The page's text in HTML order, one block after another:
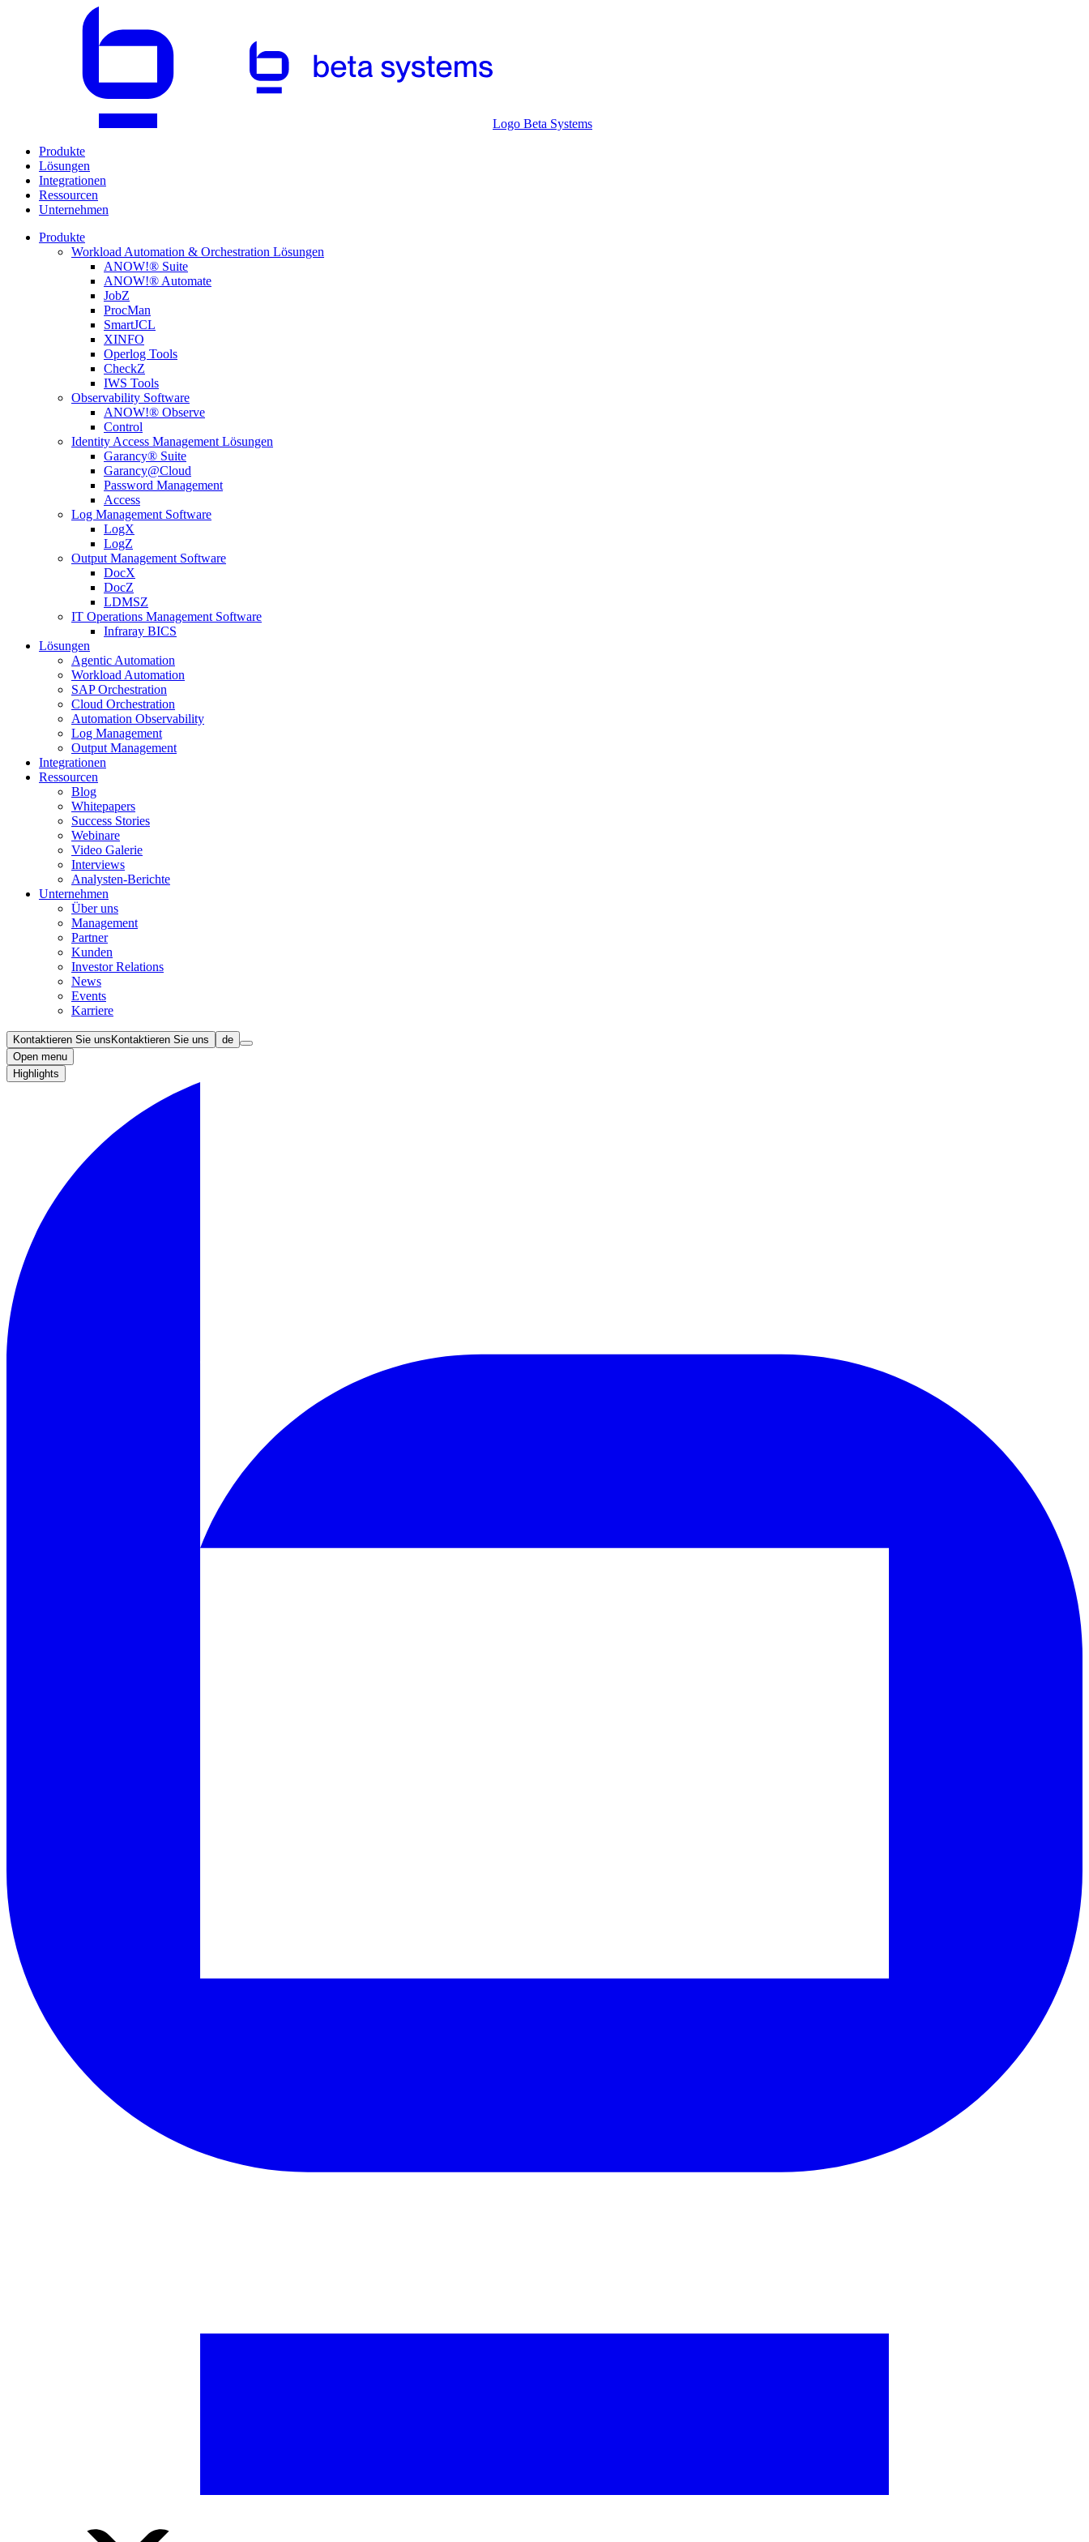
Logo Beta Systems
Produkte
Lösungen
Integrationen
Ressourcen
Unternehmen
Produkte
Workload Automation & Orchestration Lösungen
ANOW!® Suite
ANOW!® Automate
JobZ
ProcMan
SmartJCL
XINFO
Operlog Tools
CheckZ
IWS Tools
Observability Software
ANOW!® Observe
Control
Identity Access Management Lösungen
Garancy® Suite
Garancy@Cloud
Password Management
Access
Log Management Software
LogX
LogZ
Output Management Software
DocX
DocZ
LDMSZ
IT Operations Management Software
Infraray BICS
Lösungen
Agentic Automation
Workload Automation
SAP Orchestration
Cloud Orchestration
Automation Observability
Log Management
Output Management
Integrationen
Ressourcen
Blog
Whitepapers
Success Stories
Webinare
Video Galerie
Interviews
Analysten-Berichte
Unternehmen
Über uns
Management
Partner
Kunden
Investor Relations
News
Events
Karriere
Kontaktieren Sie uns Kontaktieren Sie uns
de
Open menu
Highlights